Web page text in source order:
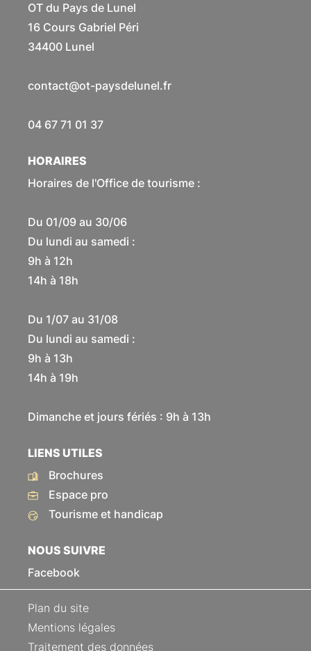
OT du Pays de Lunel
16 Cours Gabriel Péri
34400 Lunel
contact@ot-paysdelunel.fr
04 67 71 01 37
HORAIRES
Horaires de l'Office de tourisme :
Du 01/09 au 30/06
Du lundi au samedi :
9h à 12h
14h à 18h
Du 1/07 au 31/08
Du lundi au samedi :
9h à 13h
14h à 19h
Dimanche et jours fériés : 9h à 13h
LIENS UTILES
Brochures
Espace pro
Tourisme et handicap
NOUS SUIVRE
Facebook
Plan du site
Mentions légales
Traitement des données